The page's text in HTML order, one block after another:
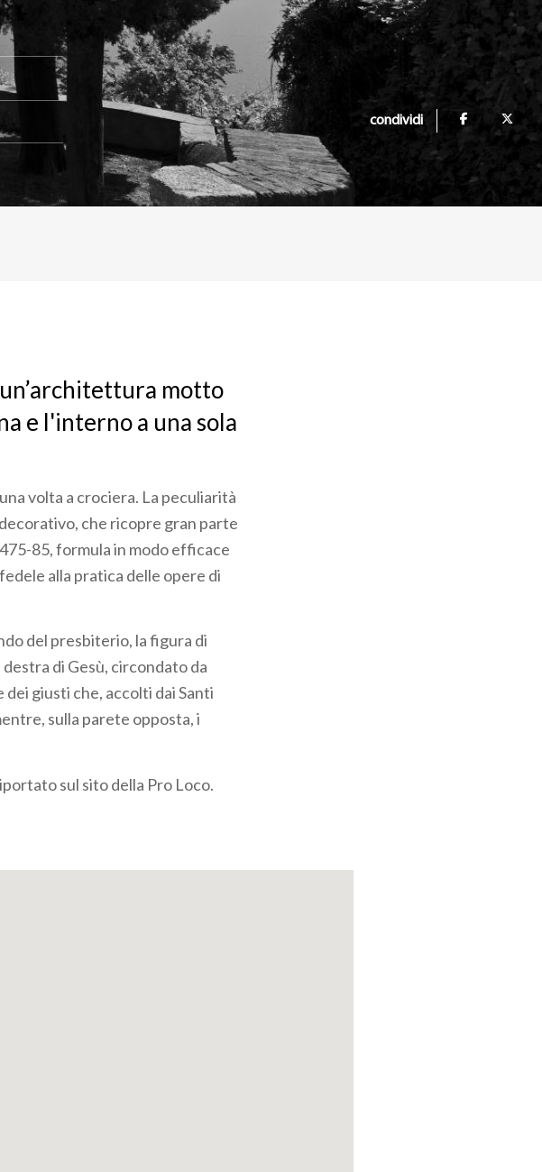
condividi
motto
e l'interno a una sola
volta a crociera. La peculiarità
che ricopre gran parte
85, formula in modo efficace
alla pratica delle opere di
del presbiterio, la figura di
di Gesù, circondato da
giusti che, accolti dai Santi
sulla parete opposta, i
sul sito della Pro Loco.